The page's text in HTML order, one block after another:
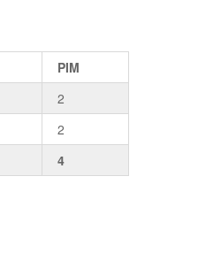
PIM
2
2
4